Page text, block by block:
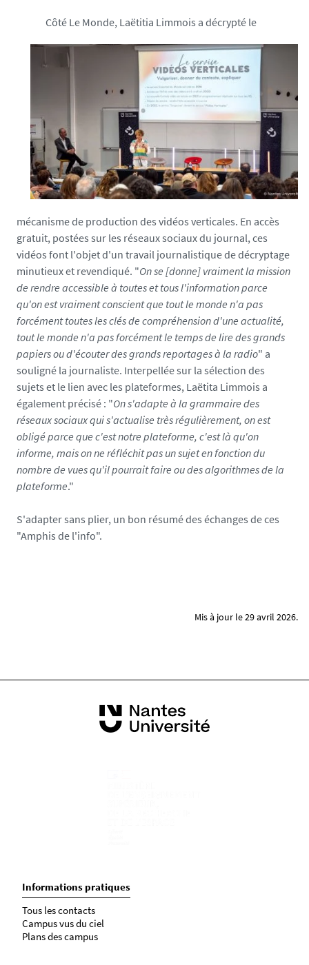
Côté Le Monde, Laëtitia Limmois a décrypté le
mécanisme de production des vidéos verticales. En accès
gratuit, postées sur les réseaux sociaux du journal, ces
vidéos font l'objet d'un travail journalistique de décryptage
minutieux et revendiqué. "On se [donne] vraiment la mission
de rendre accessible à toutes et tous l'information parce
qu'on est vraiment conscient que tout le monde n'a pas
forcément toutes les clés de compréhension d'une actualité,
tout le monde n'a pas forcément le temps de lire des grands
papiers ou d'écouter des grands reportages à la radio" a
souligné la journaliste. Interpellée sur la sélection des
sujets et le lien avec les plateformes, Laëtita Limmois a
également précisé : "On s'adapte à la grammaire des
réseaux sociaux qui s'actualise très régulièrement, on est
obligé parce que c'est notre plateforme, c'est là qu'on
informe, mais on ne réfléchit pas un sujet en fonction du
nombre de vues qu'il pourrait faire ou des algorithmes de la
plateforme."
S'adapter sans plier, un bon résumé des échanges de ces
"Amphis de l'info".
Mis à jour le 29 avril 2026.
Informations pratiques
Tous les contacts
Campus vus du ciel
Plans des campus